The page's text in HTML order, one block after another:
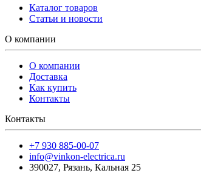
Каталог товаров
Статьи и новости
О компании
О компании
Доставка
Как купить
Контакты
Контакты
+7 930 885-00-07
info@vinkon-electrica.ru
390027, Рязань, Кальная 25